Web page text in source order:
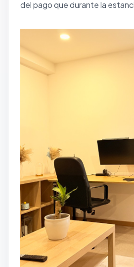
del pago que durante la